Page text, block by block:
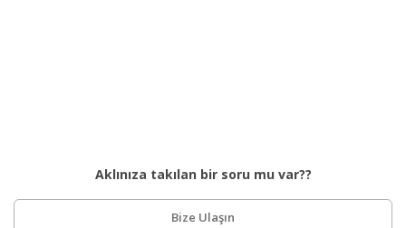
Aklınıza takılan bir soru mu var??
Bize Ulaşın